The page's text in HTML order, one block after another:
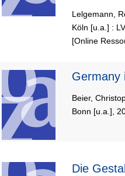
Lelgemann,
Köln [u.a.] :
[Online
Germany
Beier,
Bonn [u.a.],
Die